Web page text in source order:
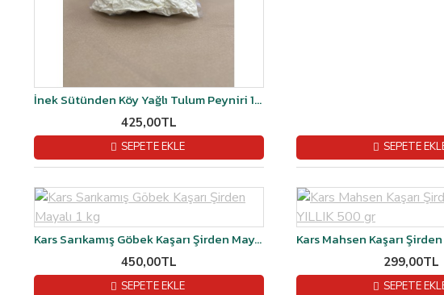
İnek Sütünden Köy Yağlı Tulum Peyniri 1 kğ
425,00TL
SEPETE EKLE SEPETE
Kars Sarıkamış Göbek Kaşarı Şirden Mayalı 1 kg
450,00TL
SEPETE EKLE
299,00TL
SEPETE